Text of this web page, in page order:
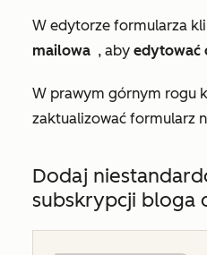
W edytorze formularza
mailowa , aby edytować
W prawym górnym rogu
zaktualizować formularz
Dodaj
subskrypcji bloga